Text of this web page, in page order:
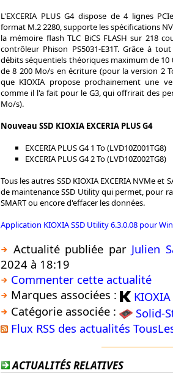
L'EXCERIA PLUS G4 dispose de 4 lignes
format M.2 2280, supporte les spécifications
la mémoire flash TLC BiCS FLASH sur 218
contrôleur Phison PS5031-E31T. Grâce à
débits séquentiels théoriques maximum de 10
de 8 200 Mo/s en écriture (pour la version 2
que KIOXIA propose prochainement une
comme il l'a fait pour le G3, qui offrirait des
Mo/s).
Nouveau SSD KIOXIA EXCERIA PLUS G4
EXCERIA PLUS G4 1 To (LVD10Z001TG8)
EXCERIA PLUS G4 2 To (LVD10Z002TG8)
Tous les autres SSD KIOXIA EXCERIA NVMe
de maintenance SSD Utility qui permet, pour
SMART ou encore d'effacer les données.
Application KIOXIA SSD Utility 6.3.0.08 pour
Actualité publiée par Julien
2024 à 18:19
Commenter cette actualité
Marques associées :
KIOXIA
Catégorie associée :
Solid-
Flux RSS des actualités
ACTUALITÉS RELATIVES